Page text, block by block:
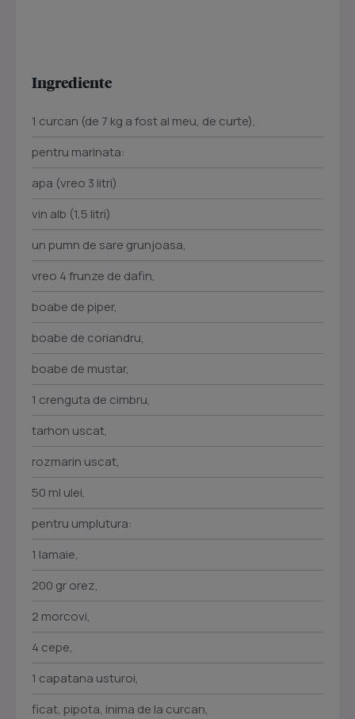
Ingrediente
1 curcan (de 7 kg a fost al meu, de curte),
pentru marinata:
apa (vreo 3 litri)
vin alb (1,5 litri)
un pumn de sare grunjoasa,
vreo 4 frunze de dafin,
boabe de piper,
boabe de coriandru,
boabe de mustar,
1 crenguta de cimbru,
tarhon uscat,
rozmarin uscat,
50 ml ulei,
pentru umplutura:
1 lamaie,
200 gr orez,
2 morcovi,
4 cepe,
1 capatana usturoi,
ficat, pipota, inima de la curcan,